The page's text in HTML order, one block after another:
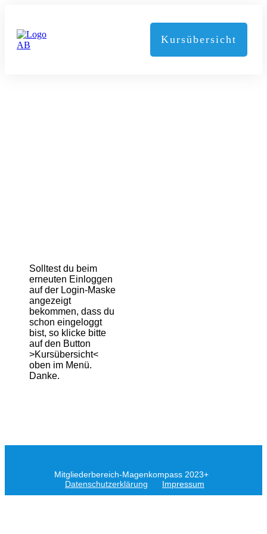
Kursübersicht
Solltest du beim
erneuten Einloggen
auf der Login-Maske
angezeigt
bekommen, dass du
schon eingeloggt
bist, so klicke bitte
auf den Button
>Kursübersicht<
oben im Menü.
Danke.
Mitgliederbereich-Magenkompass 2023+
Datenschutzerklärung
Impressum